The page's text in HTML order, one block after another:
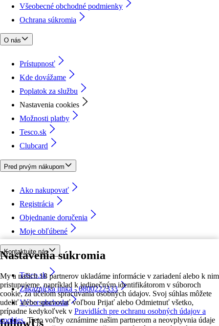
Nastavenia súkromia
My a našich 18 partnerov ukladáme informácie v zariadení alebo k nim
pristupujeme, napríklad k jedinečným identifikátorom v súboroch
cookie, za účelom spracúvania osobných údajov. Svoj súhlas môžete
udeliť alebo spravovať voľbou Prijať alebo Odmietnuť všetko,
prípadne kedykoľvek v Pravidlách pre ochranu osobných údajov a
cookies. Tieto voľby oznámime našim partnerom a neovplyvnia údaje
Všeobecné obchodné podmienky
Ochrana súkromia
O nás
Prístupnosť
Kde dovážame
Poplatok za službu
Nastavenia cookies
Možnosti platby
Tesco.sk
Clubcard
Pred prvým nákupom
Ako nakupovať
Registrácia
Objednanie doručenia
Moje obľúbené
Kontaktujte nás
Tesco.sk
Zákaznícka linka - 0800222333
Výber obchodu
followUs